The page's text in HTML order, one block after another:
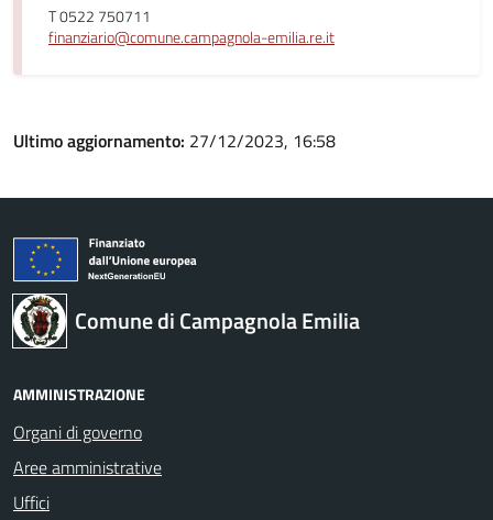
T 0522 750711
finanziario@comune.campagnola-emilia.re.it
Ultimo aggiornamento: 27/12/2023, 16:58
Comune di Campagnola Emilia
AMMINISTRAZIONE
Organi di governo
Aree amministrative
Uffici